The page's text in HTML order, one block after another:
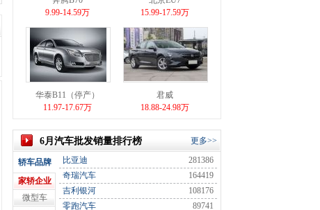
9.99-14.59万
15.99-17.59万
华泰B11（停产）
11.97-17.67万
君威
18.88-24.98万
6月汽车批发销量排行榜 更多>>
轿车品牌
家轿企业
微型车
比亚迪
281386
奇瑞汽车
164419
吉利银河
108176
零跑汽车
89741